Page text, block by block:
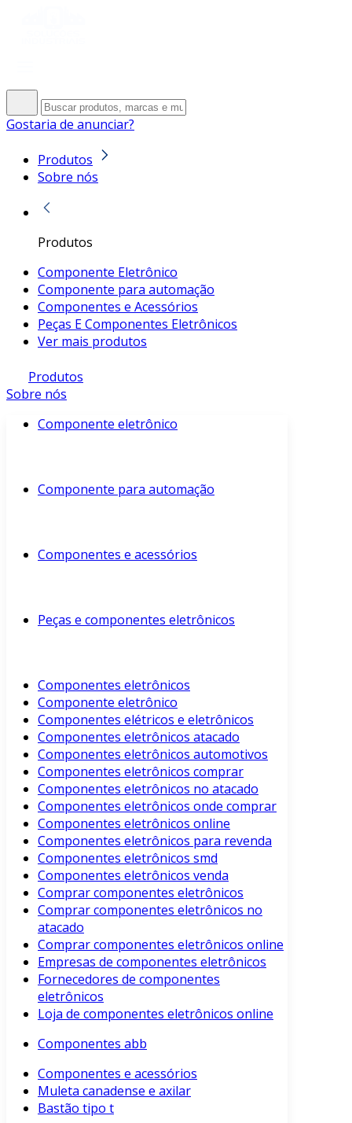
Gostaria de anunciar?
Produtos
Sobre nós
Produtos
Componente Eletrônico
Componente para automação
Componentes e Acessórios
Peças E Componentes Eletrônicos
Ver mais produtos
Produtos
Sobre nós
Componente eletrônico
Componente para automação
Componentes e acessórios
Peças e componentes eletrônicos
Componentes eletrônicos
Componente eletrônico
Componentes elétricos e eletrônicos
Componentes eletrônicos atacado
Componentes eletrônicos automotivos
Componentes eletrônicos comprar
Componentes eletrônicos no atacado
Componentes eletrônicos onde comprar
Componentes eletrônicos online
Componentes eletrônicos para revenda
Componentes eletrônicos smd
Componentes eletrônicos venda
Comprar componentes eletrônicos
Comprar componentes eletrônicos no
atacado
Comprar componentes eletrônicos online
Empresas de componentes eletrônicos
Fornecedores de componentes
eletrônicos
Loja de componentes eletrônicos online
Componentes abb
Componentes e acessórios
Muleta canadense e axilar
Bastão tipo t